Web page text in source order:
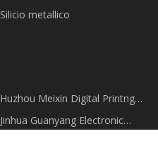
Silicio metallico
Huzhou Meixin Digital Printng
Co., Ltd
Jinhua Guanyang Electronic